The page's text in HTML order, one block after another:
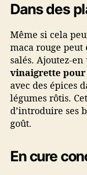
Dans des
Même si cela
maca rouge
salés. Ajoutez-
vinaigrette pour
avec des épices
légumes rôtis.
d’introduire ses
goût.
En cure